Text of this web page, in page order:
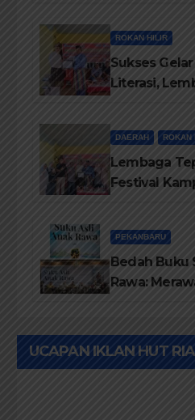
ROKAN HILIR
Sukses
Literasi,
DAERAH ROKAN
Lembaga
Festival
PEKANBARU
Bedah Buku
Rawa:
UCAPAN IKLAN HUT